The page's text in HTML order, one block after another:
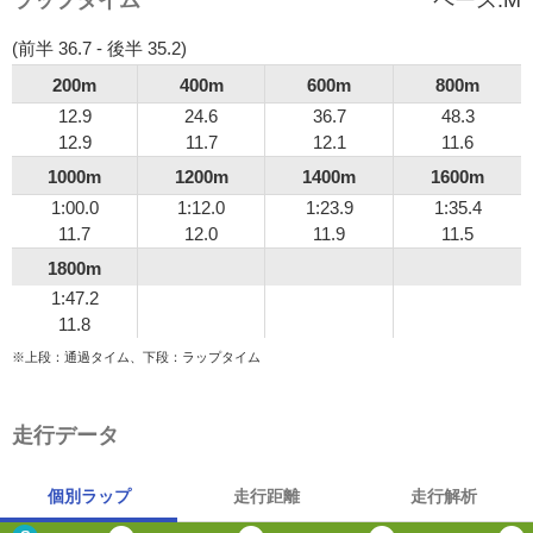
(前半 36.7 - 後半 35.2)
200m
400m 600m
800m
12.9
12.9
24.6
11.7
36.7
12.1
48.3
11.6
1000m
1200m 1400m
1600m
1:00.0
11.7
1:12.0
12.0
1:23.9
11.9
1:35.4
11.5
1800m
1:47.2
11.8
※上段：通過タイム、下段：ラップタイム
走行データ
個別ラップ 走行距離 走行解析